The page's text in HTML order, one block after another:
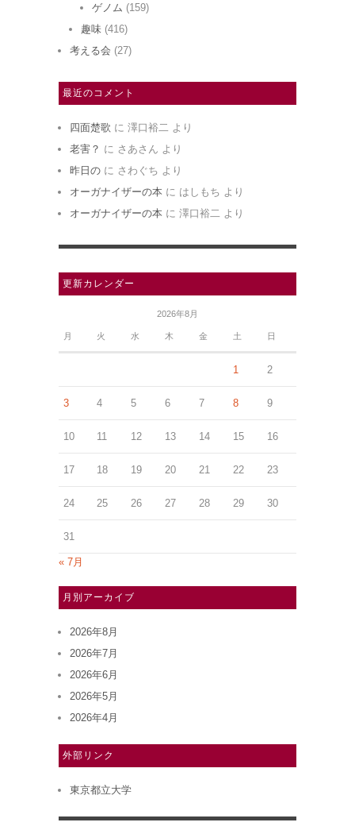
ゲノム (159)
趣味 (416)
考える会 (27)
最近のコメント
四面楚歌 に 澤口裕二 より
老害？ に さあさん より
昨日の に さわぐち より
オーガナイザーの本 に はしもち より
オーガナイザーの本 に 澤口裕二 より
更新カレンダー
2026年8月
月 火 水 木 金 土 日
1 2
3 4 5 6 7 8 9
10 11 12 13 14 15 16
17 18 19 20 21 22 23
24 25 26 27 28 29 30
31
« 7月
月別アーカイブ
2026年8月
2026年7月
2026年6月
2026年5月
2026年4月
外部リンク
東京都立大学